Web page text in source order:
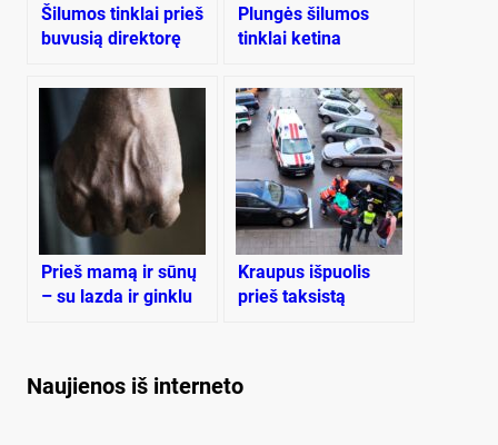
Šilumos tinklai prieš
buvusią direktorę
Plungės šilumos
tinklai ketina
bioenergija“
Prieš mamą ir sūnų
– su lazda ir ginklu
Kraupus išpuolis
prieš taksistą
Naujienos iš interneto